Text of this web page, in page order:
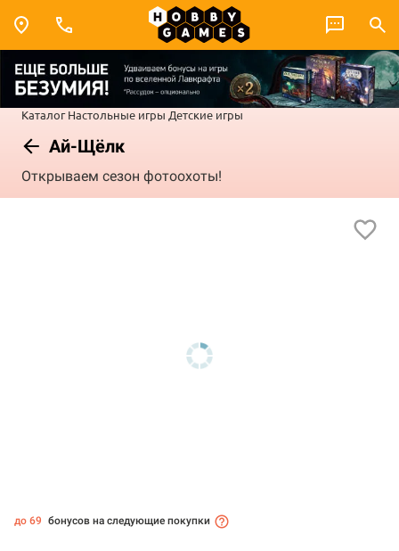
Каталог Настольные игры Детские игры
Ай-Щёлк
Открываем сезон фотоохоты!
до 69 бонусов на следующие покупки